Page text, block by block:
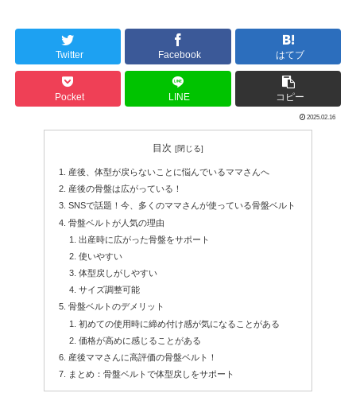
Twitter Facebook はてブ
Pocket LINE コピー
2025.02.16
目次
産後、体型が戻らないことに悩んでいるママさんへ
産後の骨盤は広がっている！
SNSで話題！今、多くのママさんが使っている骨盤ベルト
骨盤ベルトが人気の理由
出産時に広がった骨盤をサポート
使いやすい
体型戻しがしやすい
サイズ調整可能
骨盤ベルトのデメリット
初めての使用時に締め付け感が気になることがある
価格が高めに感じることがある
産後ママさんに高評価の骨盤ベルト！
まとめ：骨盤ベルトで体型戻しをサポート